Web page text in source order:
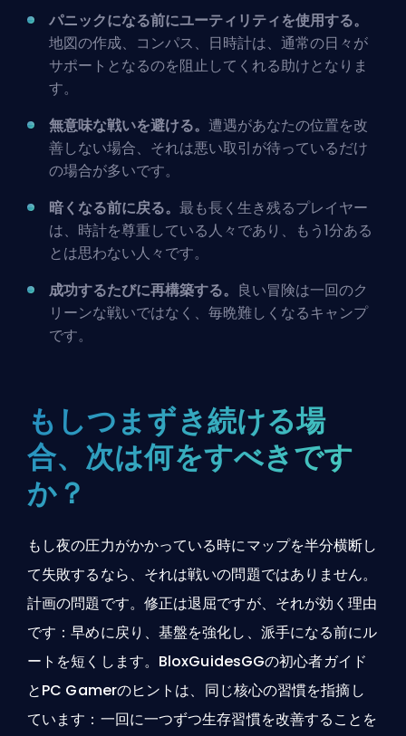
パニックになる前にユーティリティを使用する。
地図の作成、コンパス、日時計は、通常の日々が
サポートとなるのを阻止してくれる助けとなりま
す。
無意味な戦いを避ける。 遭遇があなたの位置を改
善しない場合、それは悪い取引が待っているだけ
の場合が多いです。
暗くなる前に戻る。 最も長く生き残るプレイヤー
は、時計を尊重している人々であり、もう1分ある
とは思わない人々です。
成功するたびに再構築する。 良い冒険は一回のク
リーンな戦いではなく、毎晩難しくなるキャンプ
です。
もしつまずき続ける場
合、次は何をすべきです
か？
もし夜の圧力がかかっている時にマップを半分横断し
て失敗するなら、それは戦いの問題ではありません。
計画の問題です。修正は退屈ですが、それが効く理由
です：早めに戻り、基盤を強化し、派手になる前にル
ートを短くします。BloxGuidesGGの初心者ガイド
とPC Gamerのヒントは、同じ核心の習慣を指摘し
ています：一回に一つずつ生存習慣を改善することを